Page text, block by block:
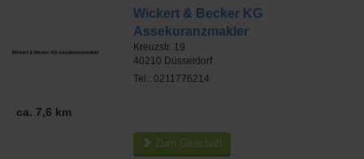
ca. 7,6 km
Wickert & Becker KG
Assekuranzmakler
Kreuzstr. 19
40210 Düsseldorf
Tel.: 0211776214
Zum Geschäft